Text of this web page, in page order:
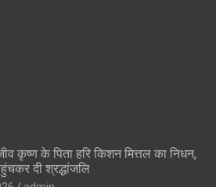
कृष्ण के पिता हरि किशन मित्तल का निधन,
दी श्रद्धांजलि